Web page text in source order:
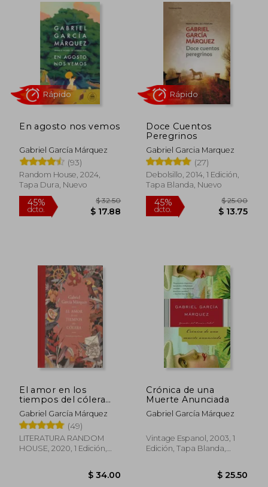
cuentos peregrinos, entre otros. En 2002
nos abrió la puerta a su memoria con Vivir
para contarla. En 2012 se publicaron Todos
los cuentos, y, como si el destino literario
se negara a cerrarle el telón, en 2024 vio la
luz su novela póstuma e inédita En agosto
nos vemos.
En agosto nos vemos
Gabriel García Márquez
(93)
Random House, 2024,
Tapa Dura, Nuevo
45%
dcto. $ 17.88
Rápido
Doce Cuentos
Peregrinos
Gabriel Garcia Marquez
(27)
Debolsillo, 2014, 1 Edición,
Tapa Blanda, Nuevo
45%
dcto.
Rápido
El amor en los
tiempos del cólera
(edición ilustrada)
Gabriel García Márquez
(49)
LITERATURA RANDOM
HOUSE, 2020, 1 Edición,
Crónica de una
Muerte Anunciada
Gabriel García Márquez
Vintage Espanol, 2003, 1
Edición, Tapa Blanda,